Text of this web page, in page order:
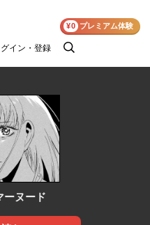
グイン・登録
検
¥0 プレミアム体験
ヌード